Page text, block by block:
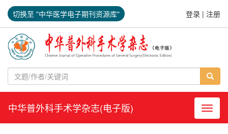
切换至 "中华医学电子期刊资源库" 登录 | 注册
导航
中华普外科手术学杂志(电子版)